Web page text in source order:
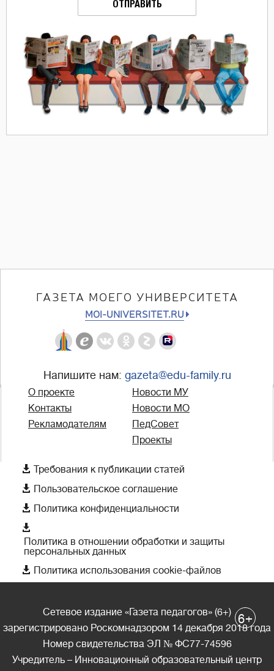
ОТПРАВИТЬ
ГАЗЕТА МОЕГО УНИВЕРСИТЕТА
MOI-UNIVERSITET.RU
Напишите нам: gazeta@edu-family.ru
О проекте
Контакты
Рекламодателям
Новости МУ
Новости МО
ПедСовет
Проекты
 Требования к публикации статей
 Пользовательское соглашение
 Политика конфиденциальности

Политика в отношении обработки и защиты
персональных данных
 Политика использования cookie-файлов
Сетевое издание «Газета педагогов» (6+)
зарегистрировано Роскомнадзором 14 декабря 2018 года
Номер свидетельства ЭЛ № ФС77-74596
Учредитель – Инновационный образовательный центр
6+